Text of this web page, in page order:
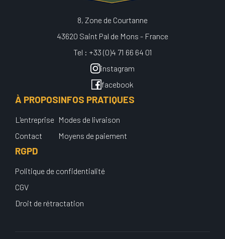
8, Zone de Courtanne
43620 Saint Pal de Mons - France
Tel : +33 (0)4 71 66 64 01
instagram
facebook
À PROPOS
L'entreprise
Contact
INFOS PRATIQUES
Modes de livraison
Moyens de paiement
RGPD
Politique de confidentialité
CGV
Droit de rétractation